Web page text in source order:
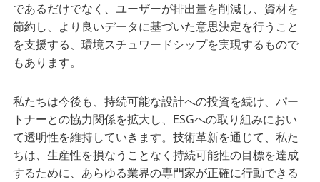
であるだけでなく、ユーザーが排出量を削減し、資材を
節約し、より良いデータに基づいた意思決定を行うこと
を支援する、環境スチュワードシップを実現するもので
もあります。
私たちは今後も、持続可能な設計への投資を続け、パー
トナーとの協力関係を拡大し、ESGへの取り組みにおい
て透明性を維持していきます。技術革新を通じて、私た
ちは、生産性を損なうことなく持続可能性の目標を達成
するために、あらゆる業界の専門家が正確に行動できる